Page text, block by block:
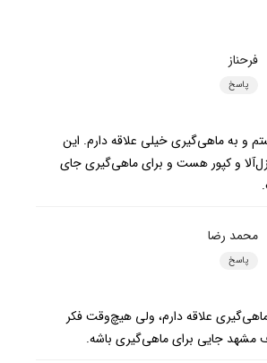
فرحناز
پاسخ
به ماهی‌گیری خیلی علاقه دارم. این
و کپور هست و برای ماهی‌گیری جای
محمد رضا
پاسخ
علاقه دارم، ولی هیچ‌وقت فکر
مشهد جایی برای ماهی‌گیری باشه.